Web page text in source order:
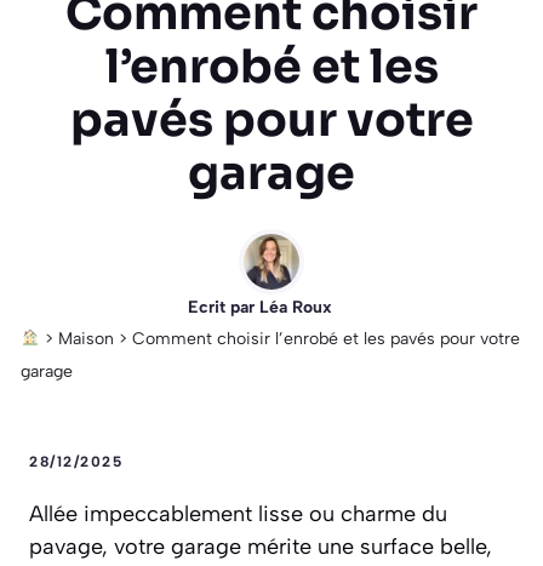
Comment choisir
l’enrobé et les
pavés pour votre
garage
Ecrit par Léa Roux
> Maison > Comment choisir l’enrobé et les pavés pour votre
garage
28/12/2025
Allée impeccablement lisse ou charme du
pavage, votre garage mérite une surface belle,